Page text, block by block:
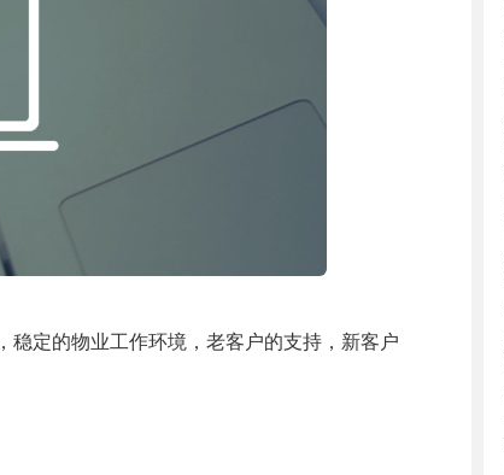
稳定的物业工作环境，老客户的支持，新客户